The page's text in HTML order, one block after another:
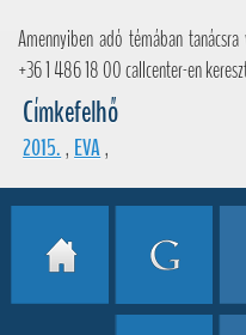
Amennyiben adó témában
+36 1 486 18 00 callcenter-en
Címkefelhő
2015.,EVA,